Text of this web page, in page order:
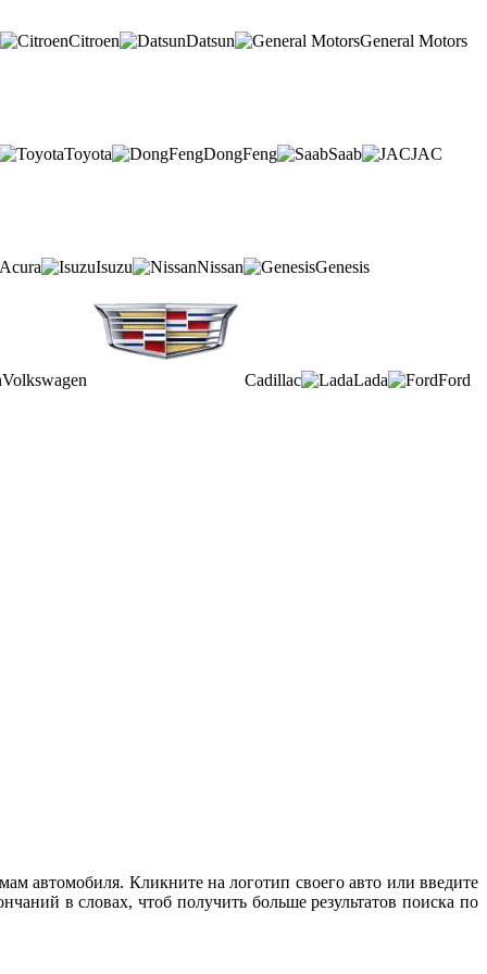
Citroen Datsun General Motors
Toyota DongFeng Saab JAC
Acura Isuzu Nissan Genesis
Volkswagen Cadillac Lada
Ford
автомобиля. Кликните на логотип своего авто или введите
в словах, чтоб получить больше результатов поиска по